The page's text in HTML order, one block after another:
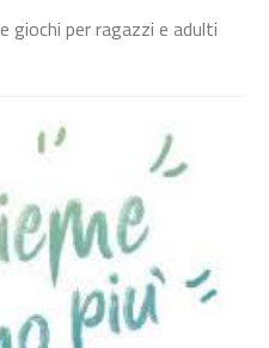
per ragazzi e adulti